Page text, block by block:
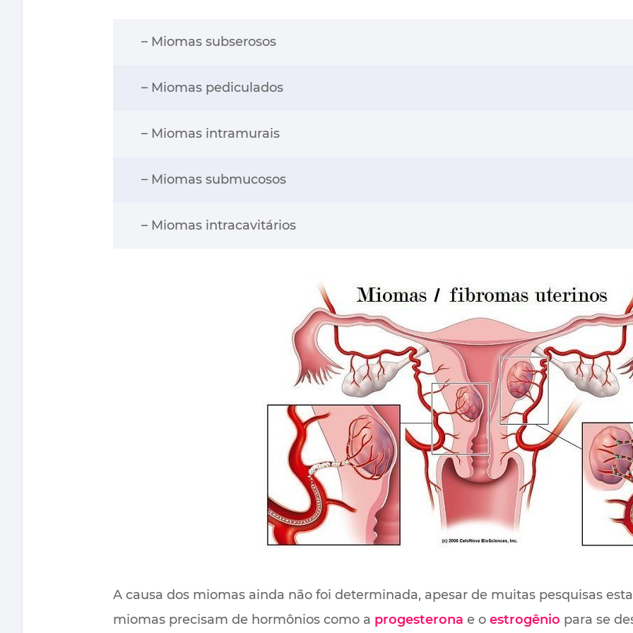
– Miomas subserosos
– Miomas pediculados
– Miomas intramurais
– Miomas submucosos
– Miomas intracavitários
A causa dos miomas ainda não foi determinada, apesar de muitas pesquisas
miomas precisam de hormônios como a progesterona e o estrogênio para se